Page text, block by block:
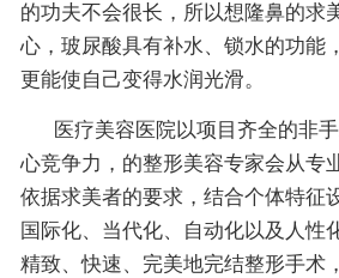
的功夫不会很长，所以想隆鼻的求
心，玻尿酸具有补水、锁水的功能
更能使自己变得水润光滑。
医疗美容医院以项目齐全的非手
心竞争力，的整形美容专家会从专
依据求美者的要求，结合个体特征
国际化、当代化、自动化以及人性
精致、快速、完美地完结整形手术